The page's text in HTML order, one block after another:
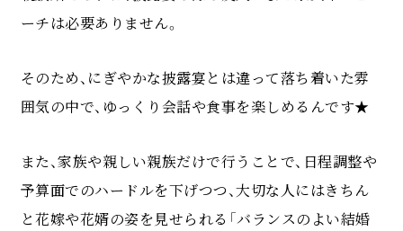
ーチは必要ありません。
そのため、にぎやかな披露宴とは違って落ち着いた雰
囲気の中で、ゆっくり会話や食事を楽しめるんです★
また、家族や親しい親族だけで行うことで、日程調整や
予算面でのハードルを下げつつ、大切な人にはきちん
と花嫁や花婿の姿を見せられる「バランスのよい結婚